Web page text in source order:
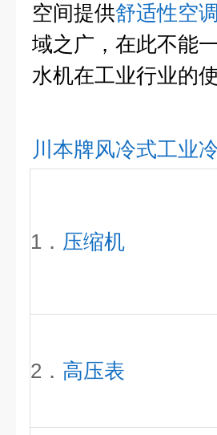
空间提供舒适性空调
域之广，在此不能
水机在工业行业的
川本牌风冷式工业
1． 压缩机
2． 高压表